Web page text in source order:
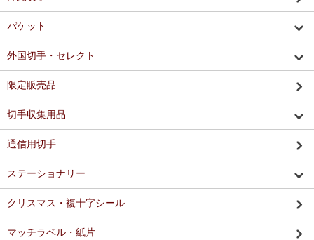
パケット
外国切手・セレクト
限定販売品
切手収集用品
通信用切手
ステーショナリー
クリスマス・複十字シール
マッチラベル・紙片